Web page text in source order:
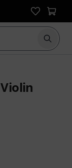
Suche